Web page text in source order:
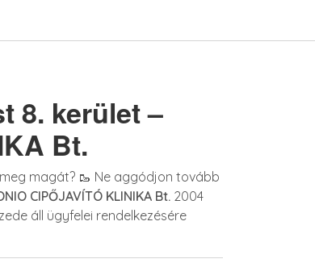
8. kerület –
Bt.
magát? 🥾 Ne aggódjon tovább
CIPŐJAVÍTÓ KLINIKA Bt. 2004
áll ügyfelei rendelkezésére